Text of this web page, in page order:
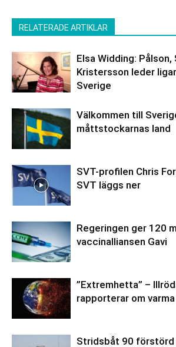
RELATERADE ARTIKLAR
Elsa Widding:
Kristersson leder
Sverige
Välkommen till
måttstockarnas land
SVT-profilen Chris
SVT läggs ner
Regeringen ger 120
vaccinalliansen Gavi
”Extremhetta” –
rapporterar om
Stridsbåt 90 förstörd